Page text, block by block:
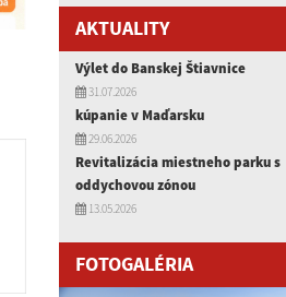
AKTUALITY
Výlet do Banskej Štiavnice
31.07.2026
kúpanie v Maďarsku
29.06.2026
Revitalizácia miestneho parku s
oddychovou zónou
13.05.2026
FOTOGALÉRIA